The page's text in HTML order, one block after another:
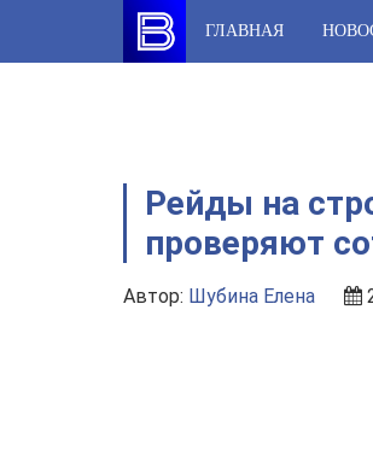
content
ГЛАВНАЯ
Рейды на
проверяют
Автор: Шубина Елена